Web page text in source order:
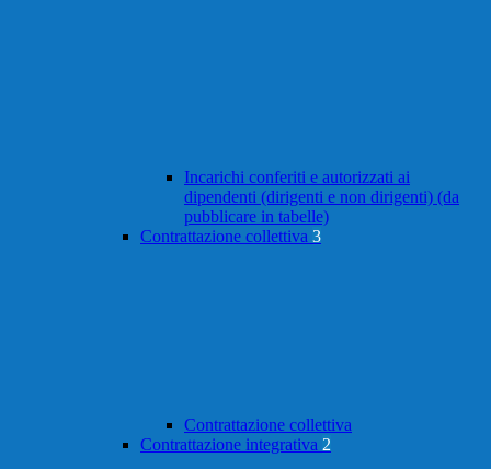
Incarichi conferiti e autorizzati ai
dipendenti (dirigenti e non dirigenti) (da
pubblicare in tabelle)
Contrattazione collettiva 3
Contrattazione collettiva
Contrattazione integrativa 2